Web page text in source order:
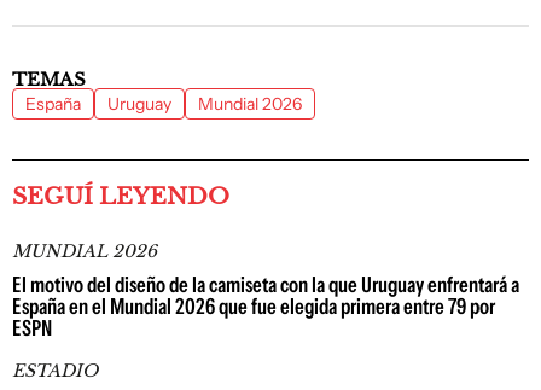
TEMAS
España Uruguay Mundial 2026
SEGUÍ LEYENDO
MUNDIAL 2026
El motivo del diseño de la camiseta con la que Uruguay enfrentará a
España en el Mundial 2026 que fue elegida primera entre 79 por
ESPN
ESTADIO